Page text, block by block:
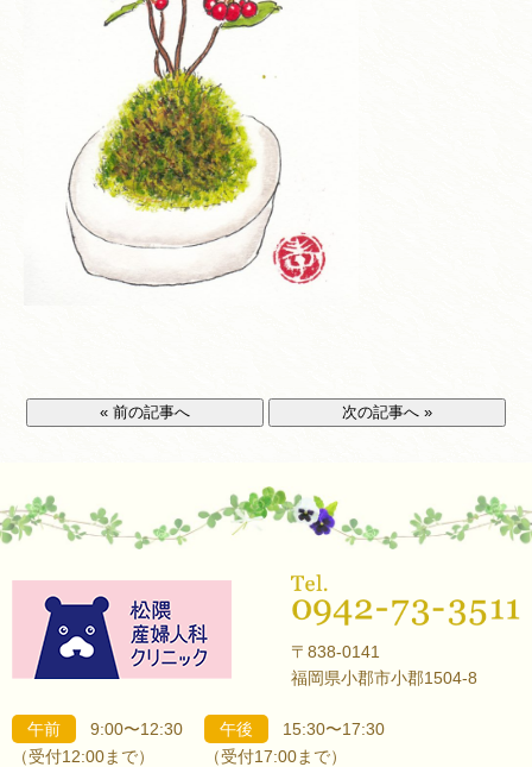
« 前の記事へ 次の記事へ »
〒838-0141
福岡県小郡市小郡1504-8
午前
9:00〜12:30
（受付12:00まで）
午後
15:30〜17:30
（受付17:00まで）